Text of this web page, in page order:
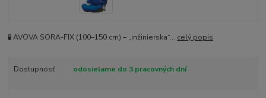
🧪 AVOVA SORA-FIX (100–150 cm) – „inžinierska“... celý popis
Dostupnosť odosielame do 3 pracovných dní